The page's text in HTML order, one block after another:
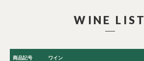
WINE LIST
商品記号 ワイン